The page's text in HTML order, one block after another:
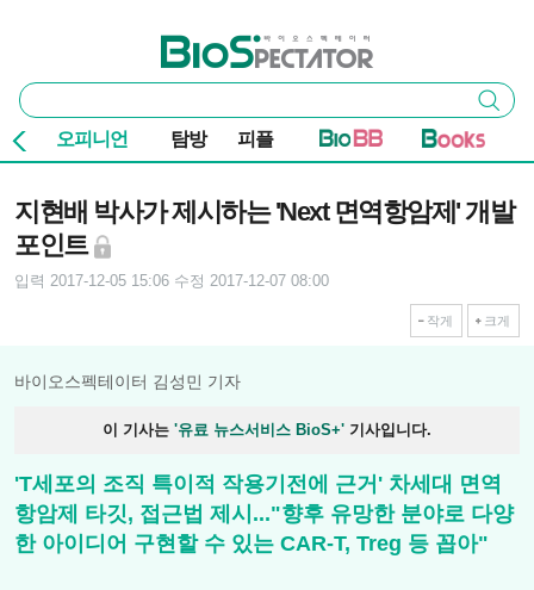
바이오스펙테이터
통
합
검
색
검색
오피니언 탐방 피플
지현배 박사가 제시하는 'Next 면역항암제' 개발
포인트
입력 2017-12-05 15:06 수정 2017-12-07 08:00
작게 크게
바이오스펙테이터 김성민 기자
이 기사는 '유료 뉴스서비스 BioS+' 기사입니다.
'T세포의 조직 특이적 작용기전에 근거' 차세대 면역
항암제 타깃, 접근법 제시..."향후 유망한 분야로 다양
한 아이디어 구현할 수 있는 CAR-T, Treg 등 꼽아"